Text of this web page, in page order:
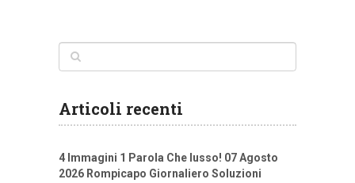
Articoli recenti
4 Immagini 1 Parola Che lusso! 07 Agosto
2026 Rompicapo Giornaliero Soluzioni